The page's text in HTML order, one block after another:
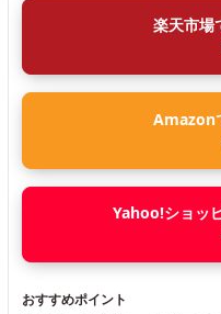
楽天市場
Amazon
Yahoo!ショッ
おすすめポイント